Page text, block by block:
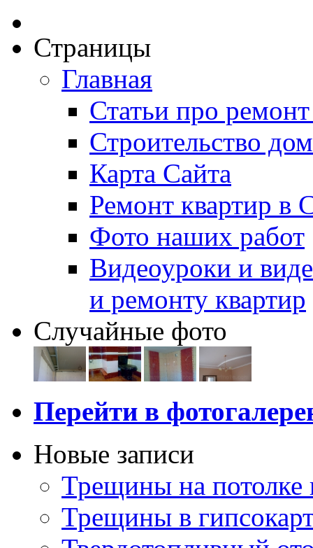
Страницы
Главная
Статьи про
Строительство
Карта Сайта
Ремонт квартир в
Фото наших работ
Видеоуроки и
и ремонту квартир
Случайные фото
Перейти в
Новые записи
Трещины на потолке
Трещины в